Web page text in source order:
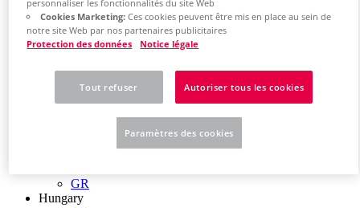
Czech Republic
CZ
Denmark
DK
Finland
FI
GR
Hungary
personnaliser les fonctionnalités du site Web
Cookies Marketing:Ces cookies peuvent être mis en place au sein de
notre site Web par nos partenaires publicitaires
Protection des données Notice légale
Tout refuser Autoriser tous les cookies
Paramètres des cookies